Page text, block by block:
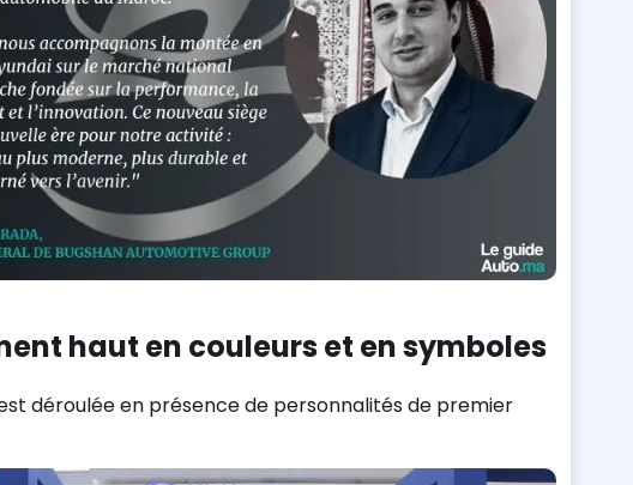
haut en couleurs et en symboles
déroulée en présence de personnalités de premier